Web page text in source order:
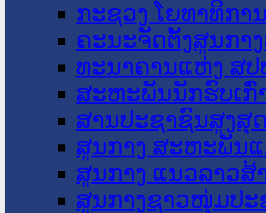
ກະຊວງ ໂຍທາທິກາ
ຄະນະຈັດຕັ້ງສູນກາ
ທະນາຄານແຫ່ງ ສປ
ສະຫະພັນນັກຮົບເກົ່
ສານປະຊາຊົນສູງສຸ
ສູນກາງ ສະຫະພັນ
ສູນກາງ ແນວລາວສ້
ສູນກາງຊາວໜຸ່ມປະ